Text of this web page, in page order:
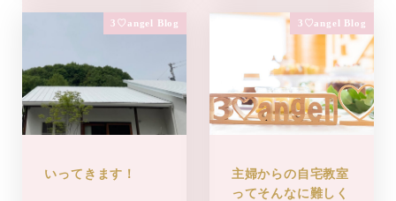
3♡angel Blog
いってきます！
3♡angel Blog
主婦からの自宅教室
ってそんなに難しく